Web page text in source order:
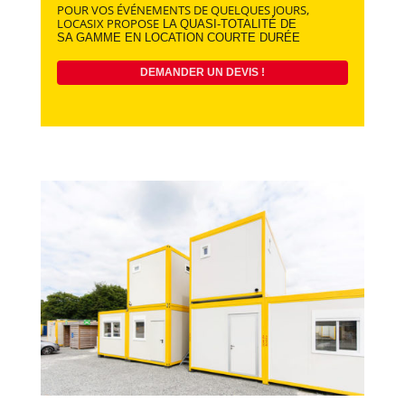
POUR VOS ÉVÉNEMENTS DE QUELQUES JOURS,
LOCASIX PROPOSELA QUASI-TOTALITÉ DE
SA GAMME EN LOCATION COURTE DURÉE
DEMANDER UN DEVIS !